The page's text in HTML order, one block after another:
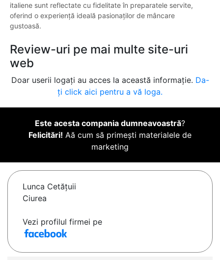
italiene sunt reflectate cu fidelitate în preparatele servite,
oferind o experiență ideală pasionaților de mâncare
gustoasă.
Review-uri pe mai multe site-uri
web
Doar userii logați au acces la această informație. Da-
ți click aici pentru a vă loga.
Este acesta compania dumneavoastră?
Felicitări! Aă cum să primești materialele de
marketing
Lunca Cetăţuii
Ciurea
Vezi profilul firmei pe